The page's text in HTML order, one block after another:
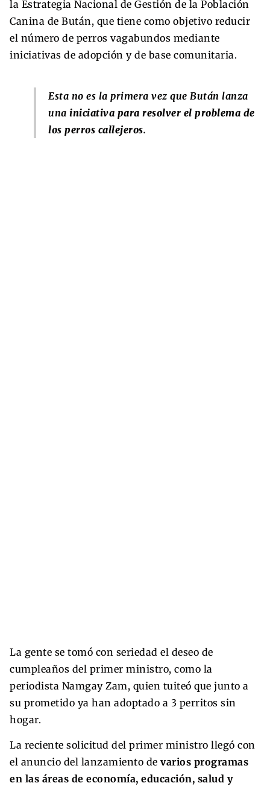
la Estrategia Nacional de Gestión de la Población
Canina de Bután, que tiene como objetivo reducir
el número de perros vagabundos mediante
iniciativas de adopción y de base comunitaria.
Esta no es la primera vez que Bután lanza
una iniciativa para resolver el problema de
los perros callejeros.
La gente se tomó con seriedad el deseo de
cumpleaños del primer ministro, como la
periodista Namgay Zam, quien tuiteó que junto a
su prometido ya han adoptado a 3 perritos sin
hogar.
La reciente solicitud del primer ministro llegó con
el anuncio del lanzamiento de varios programas
en las áreas de economía, educación, salud y